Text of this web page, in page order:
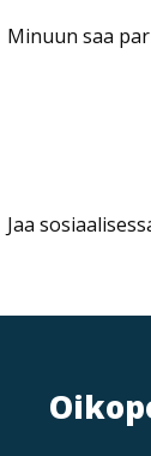
Minuun saa
Jaa